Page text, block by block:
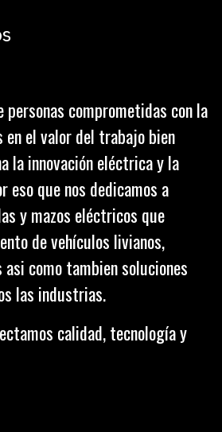
personas comprometidas con la
en el valor del trabajo bien
la innovación eléctrica y la
eso que nos dedicamos a
y mazos eléctricos que
de vehículos livianos,
como tambien soluciones
las industrias.
calidad, tecnología y